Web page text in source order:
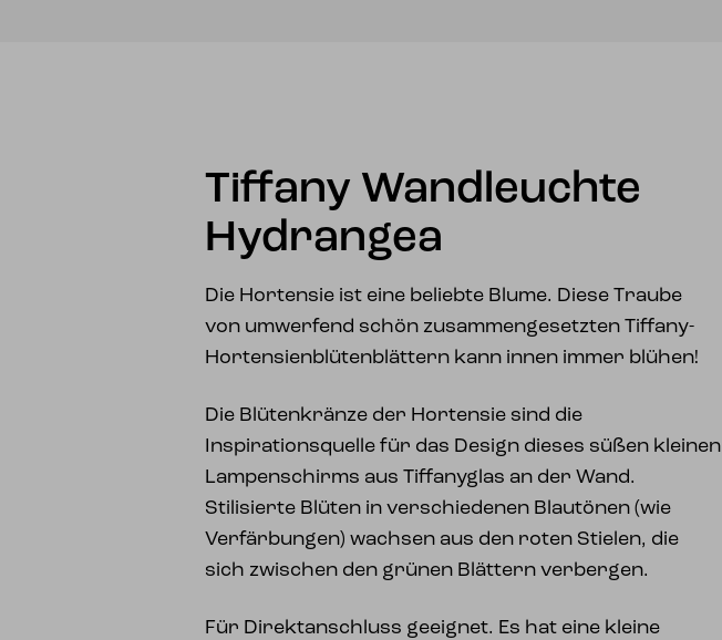
Tiffany Wandleuchte
Hydrangea
Die Hortensie ist eine beliebte Blume. Diese Traube
von umwerfend schön zusammengesetzten Tiffany-
Hortensienblütenblättern kann innen immer blühen!
Die Blütenkränze der Hortensie sind die
Inspirationsquelle für das Design dieses süßen kleinen
Lampenschirms aus Tiffanyglas an der Wand.
Stilisierte Blüten in verschiedenen Blautönen (wie
Verfärbungen) wachsen aus den roten Stielen, die
sich zwischen den grünen Blättern verbergen.
Für Direktanschluss geeignet. Es hat eine kleine